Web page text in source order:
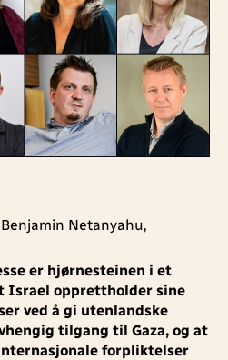
Netanyahu,
er hjørnesteinen i et
Israel opprettholder sine
ved å gi utenlandske
tilgang til Gaza, og at
forpliktelser